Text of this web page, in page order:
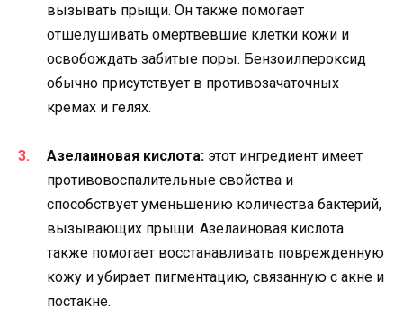
вызывать прыщи. Он также помогает
отшелушивать омертвевшие клетки кожи и
освобождать забитые поры. Бензоилпероксид
обычно присутствует в противозачаточных
кремах и гелях.
Азелаиновая кислота: этот ингредиент имеет
противовоспалительные свойства и
способствует уменьшению количества бактерий,
вызывающих прыщи. Азелаиновая кислота
также помогает восстанавливать поврежденную
кожу и убирает пигментацию, связанную с акне и
постакне.